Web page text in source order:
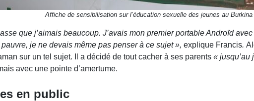
Affiche de sensibilisation sur l’éducation sexuelle des jeunes au Burkina
que j’aimais beaucoup. J’avais mon premier portable Androïd
je ne devais même pas penser à ce sujet », explique Francis.
sur un tel sujet.
Il a décidé de tout cacher à ses parents « jusqu’au
avec une pointe d’amertume.
en public